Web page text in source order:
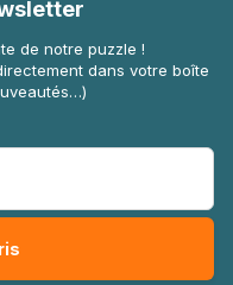
de notre puzzle !
dans votre boîte